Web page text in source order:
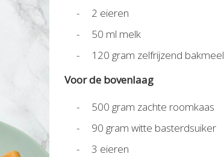
2 eieren
50 ml melk
120 gram zelfrijzend bakmeel
Voor de bovenlaag
500 gram zachte roomkaas
90 gram witte basterdsuiker
3 eieren